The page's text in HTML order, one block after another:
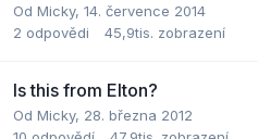
Od Micky, 14. července 2014
2 odpovědi 45,9tis. zobrazení
Is this from Elton?
Od Micky, 28. března 2012